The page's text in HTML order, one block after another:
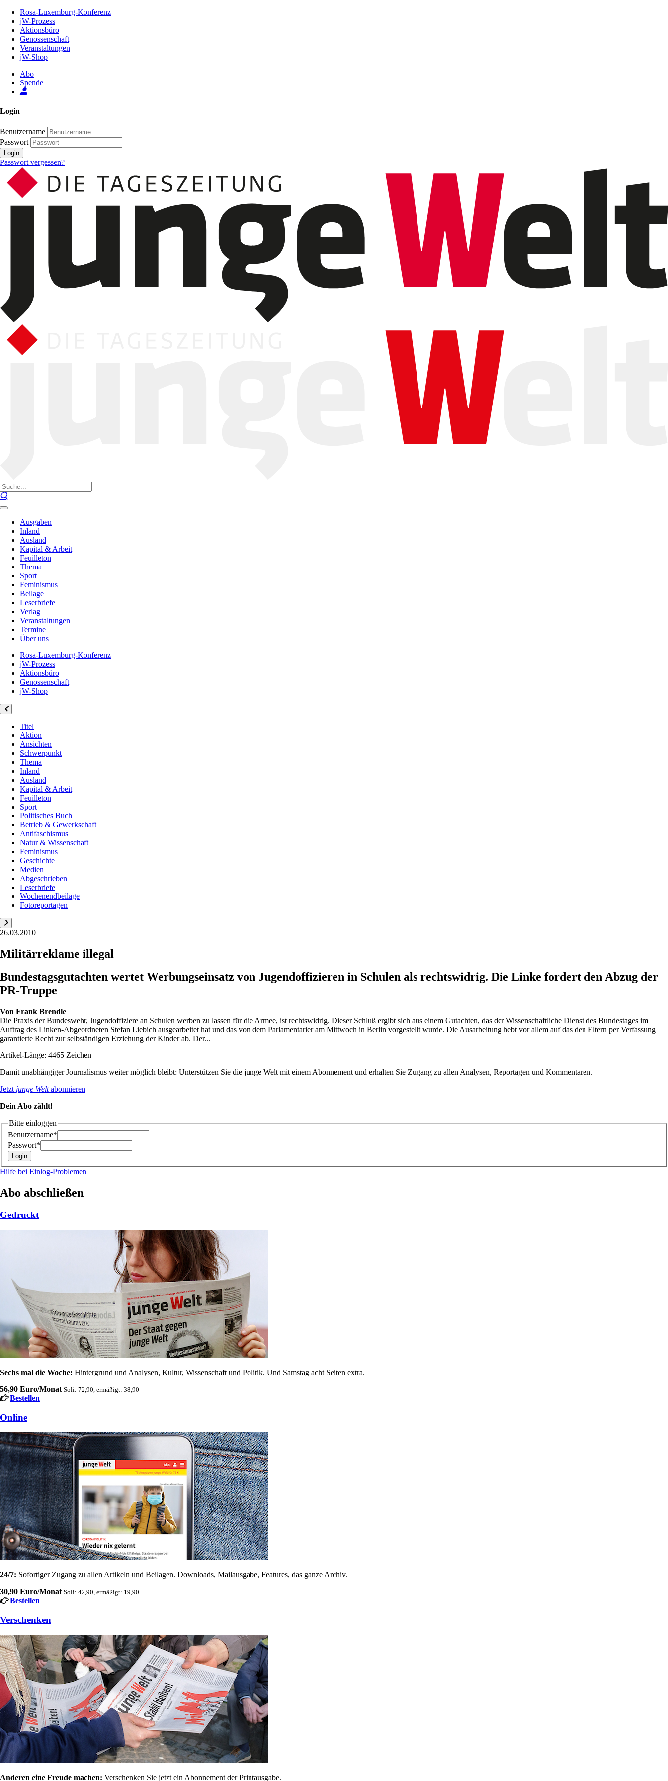
Inhalt
Seite
Rosa-Luxemburg-Konferenz
jW-Prozess
Aktionsbüro
Genossenschaft
Veranstaltungen
jW-Shop
Abo
Spende
Login
Benutzername
Passwort
Login
Passwort vergessen?
Ausgaben
Inland
Ausland
Kapital & Arbeit
Feuilleton
Thema
Sport
Feminismus
Beilage
Leserbriefe
Verlag
Veranstaltungen
Termine
Über uns
Rosa-Luxemburg-Konferenz
jW-Prozess
Aktionsbüro
Genossenschaft
jW-Shop
Titel
Aktion
Ansichten
Schwerpunkt
Thema
Inland
Ausland
Kapital & Arbeit
Feuilleton
Sport
Politisches Buch
Betrieb & Gewerkschaft
Antifaschismus
Natur & Wissenschaft
Feminismus
Geschichte
Medien
Abgeschrieben
Leserbriefe
Wochenendbeilage
Fotoreportagen
26.03.2010
Militärreklame illegal
Bundestagsgutachten wertet Werbungseinsatz von Jugendoffizieren in Schulen als rechtswidrig. Die Linke fordert den Abzug der
PR-Truppe
Von Frank Brendle
Die Praxis der Bundeswehr, Jugendoffiziere an Schulen werben zu lassen für die Armee, ist rechtswidrig. Dieser Schluß ergibt sich aus einem Gutachten, das der Wissenschaftliche Dienst des Bundestages im
Auftrag des Linken-Abgeordneten Stefan Liebich ausgearbeitet hat und das von dem Parlamentarier am Mittwoch in Berlin vorgestellt wurde. Die Ausarbeitung hebt vor allem auf das den Eltern per Verfassung
garantierte Recht zur selbständigen Erziehung der Kinder ab. Der...
Artikel-Länge: 4465 Zeichen
Damit unabhängiger Journalismus weiter möglich bleibt: Unterstützen Sie die junge Welt mit einem Abonnement und erhalten Sie Zugang zu allen Analysen, Reportagen und Kommentaren.
Jetzt junge Weltabonnieren
Dein Abo zählt!
Bitte einloggen
Benutzername*
Passwort*
Hilfe bei Einlog-Problemen
Abo abschließen
Gedruckt
Sechs mal die Woche: Hintergrund und Analysen, Kultur, Wissenschaft und Politik. Und Samstag acht Seiten extra.
56,90 Euro/Monat Soli: 72,90, ermäßigt: 38,90
Bestellen
Online
24/7: Sofortiger Zugang zu allen Artikeln und Beilagen. Downloads, Mailausgabe, Features, das ganze Archiv.
30,90 Euro/Monat Soli: 42,90, ermäßigt: 19,90
Bestellen
Verschenken
Anderen eine Freude machen: Verschenken Sie jetzt ein Abonnement der Printausgabe.